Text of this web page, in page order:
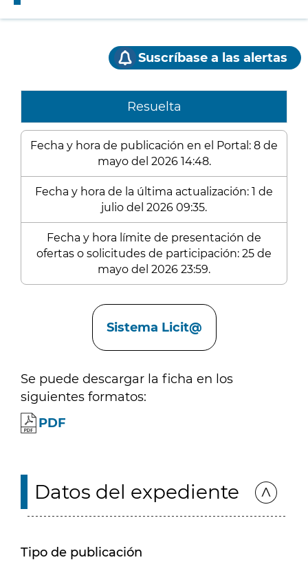
Suscríbase a las alertas
Resuelta
Fecha y hora de publicación en el Portal: 8 de
mayo del 2026 14:48.
Fecha y hora de la última actualización: 1 de
julio del 2026 09:35.
Fecha y hora límite de presentación de
ofertas o solicitudes de participación: 25 de
mayo del 2026 23:59.
Sistema Licit@
Se puede descargar la ficha en los
siguientes formatos:
PDF
Datos del expediente
Tipo de publicación